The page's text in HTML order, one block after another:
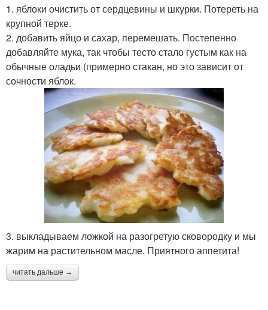
1. яблоки очистить от сердцевины и шкурки. Потереть на
крупной терке.
2. добавить яйцо и сахар, перемешать. Постепенно
добавляйте мука, так чтобы тесто стало густым как на
обычные оладьи (примерно стакан, но это зависит от
сочности яблок.
3. выкладываем ложкой на разогретую сковородку и мы
жарим на растительном масле. Приятного аппетита!
читать дальше →